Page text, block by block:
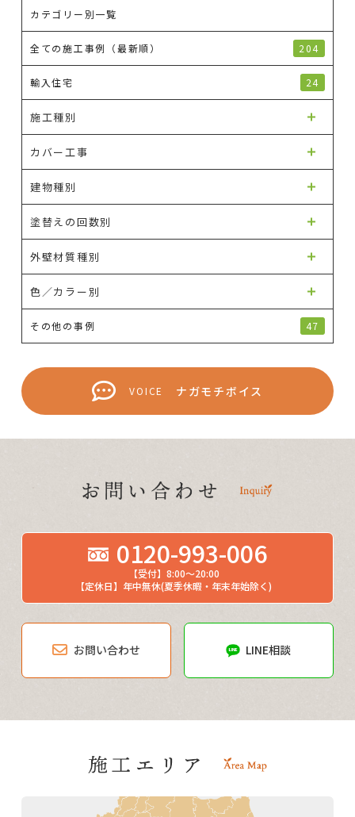
カテゴリー別一覧
全ての施工事例（最新順） 204
輸入住宅 24
施工種別
カバー工事
建物種別
塗替えの回数別
外壁材質種別
色／カラー別
その他の事例 47
VOICE ナガモチボイス
0120-993-006
【受付】8:00～20:00
【定休日】年中無休(夏季休暇・年末年始除く)
お問い合わせ LINE相談